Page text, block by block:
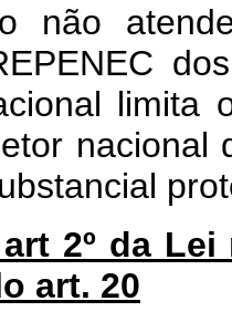
não
limita
nacional
2º da Lei
art. 20